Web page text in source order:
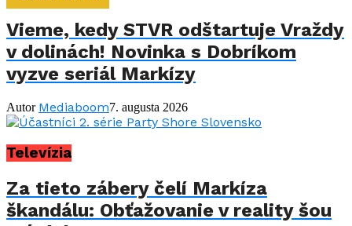
Vieme, kedy STVR odštartuje Vraždy
v dolinách! Novinka s Dobríkom
vyzve seriál Markízy
Autor Mediaboom7. augusta 2026
Televízia
Za tieto zábery čelí Markíza
škandálu: Obťažovanie v reality šou